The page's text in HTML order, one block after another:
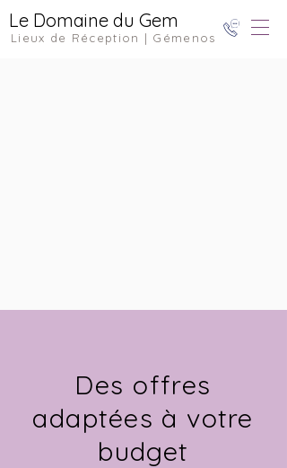
Lieux de Réception | Gémenos
Le Domaine du Gem
Des offres
adaptées à votre
budget